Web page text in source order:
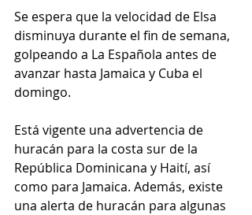
Se espera que la velocidad de Elsa
disminuya durante el fin de semana,
golpeando a La Española antes de
avanzar hasta Jamaica y Cuba el
domingo.
Está vigente una advertencia de
huracán para la costa sur de la
República Dominicana y Haití, así
como para Jamaica. Además, existe
una alerta de huracán para algunas